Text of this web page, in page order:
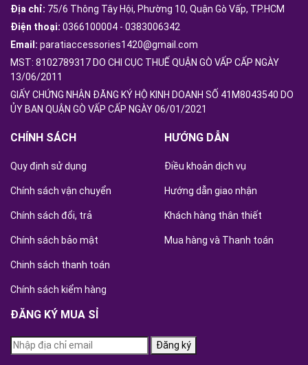
Địa chỉ: 75/6 Thông Tây Hội, Phường 10, Quận Gò Vấp, TP.HCM
Điện thoại: 0366100004 - 0383006342
Email: paratiaccessories1420@gmail.com
MST: 8102789317 DO CHI CỤC THUẾ QUẬN GÒ VẤP CẤP NGÀY
13/06/2011
GIẤY CHỨNG NHẬN ĐĂNG KÝ HỘ KINH DOANH SỐ 41M8043540 DO
ỦY BAN QUẬN GÒ VẤP CẤP NGÀY 06/01/2021
CHÍNH SÁCH
Quy định sử dụng
Chính sách vận chuyển
Chính sách đổi, trả
Chính sách bảo mật
Chinh sách thanh toán
Chính sách kiểm hàng
HƯỚNG DẪN
Điều khoản dịch vụ
Hướng dẫn giao nhận
Khách hàng thân thiết
Mua hàng và Thanh toán
ĐĂNG KÝ MUA SỈ
Đăng ký